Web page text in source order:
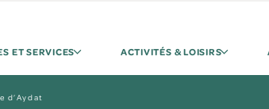
ET SERVICES ACTIVITÉS & LOISIRS
d’Aydat